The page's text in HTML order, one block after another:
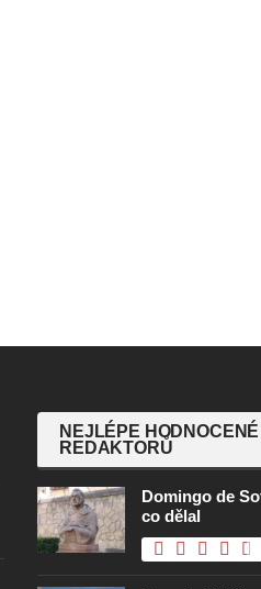
NEJLÉPE
REDAKTORŮ
Domingo de
co dělal